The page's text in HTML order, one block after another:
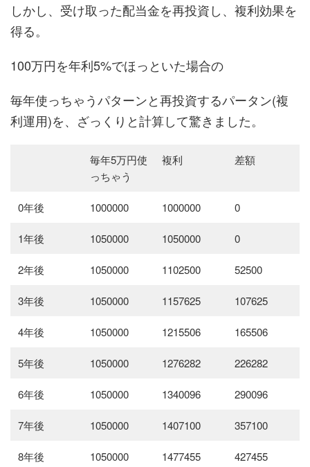
しかし、受け取った配当金を再投資し、複利効果を
得る。
100万円を年利5%でほっといた場合の
毎年使っちゃうパターンと再投資するパータン(複
利運用)を、ざっくりと計算して驚きました。
毎年5万円使
っちゃう
複利 差額
0年後 1000000 1000000 0
1年後 1050000 1050000 0
2年後 1050000 1102500 52500
3年後 1050000 1157625 107625
4年後 1050000 1215506 165506
5年後 1050000 1276282 226282
6年後 1050000 1340096 290096
7年後 1050000 1407100 357100
8年後 1050000 1477455 427455